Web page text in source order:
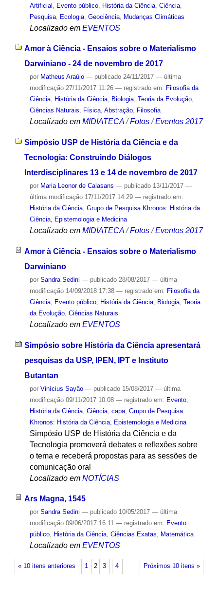
Artificial
Evento público, História da Ciência, Ciência,
Pesquisa, Ecologia, Geociência, Mudanças Climáticas
Localizado em EVENTOS
Amor à Ciência - Ensaios sobre o Materialismo
Darwiniano - 24 de novembro de 2017
por Matheus Araújo — publicado24/11/2017 — última
modificação27/11/2017 11:26 — registrado em: Filosofia da
Ciência, História da Ciência, Biologia, Teoria da Evolução,
Ciências Naturais, Física, Abstração, Filosofia
Localizado em MIDIATECA /Fotos /Eventos 2017
Simpósio USP de História da Ciência e da
Tecnologia: Construindo Diálogos
Interdisciplinares 13 e 14 de novembro de 2017
por Maria Leonor de Calasans — publicado13/11/2017 —
última modificação17/11/2017 14:29 — registrado em:
História da Ciência, Grupo de Pesquisa Khronos: História da
Ciência, Epistemologia e Medicina
Localizado em MIDIATECA /Fotos /Eventos 2017
Amor à Ciência - Ensaios sobre o Materialismo
Darwiniano
por Sandra Sedini — publicado28/08/2017 — última
modificação14/09/2018 17:38 — registrado em: Filosofia da
Ciência, Evento público, História da Ciência, Biologia, Teoria
da Evolução, Ciências Naturais
Localizado em EVENTOS
Simpósio sobre História da Ciência apresentará
pesquisas da USP, IPEN, IPT e Instituto
Butantan
por Vinícius Sayão — publicado15/08/2017 — última
modificação09/11/2017 10:08 — registrado em: Evento,
História da Ciência, Ciência, capa, Grupo de Pesquisa
Khronos: História da Ciência, Epistemologia e Medicina
Simpósio USP de História da Ciência e da
Tecnologia promoverá debates e reflexões sobre
o tema e receberá propostas para as sessões de
comunicação oral
Localizado em NOTÍCIAS
Ars Magna, 1545
por Sandra Sedini — publicado10/05/2017 — última
modificação09/06/2017 16:11 — registrado em: Evento
público, História da Ciência, Ciências Exatas, Matemática
Localizado em EVENTOS
« 10 itens anteriores Próximos 10 itens »
1 2 3 4